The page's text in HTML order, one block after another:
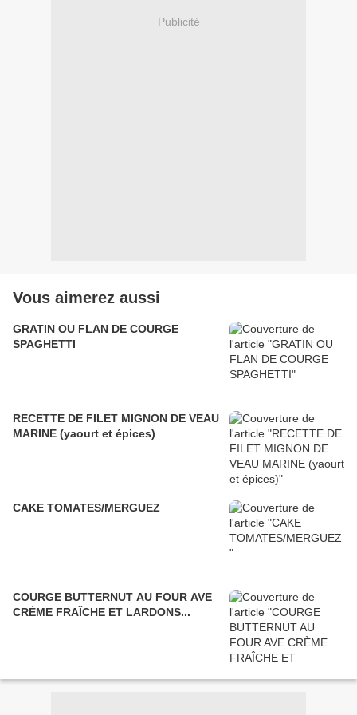
Publicité
Vous aimerez aussi
GRATIN OU FLAN DE COURGE
SPAGHETTI
RECETTE DE FILET MIGNON DE VEAU
MARINE (yaourt et épices)
CAKE TOMATES/MERGUEZ
COURGE BUTTERNUT AU FOUR AVE
CRÈME FRAÎCHE ET LARDONS...